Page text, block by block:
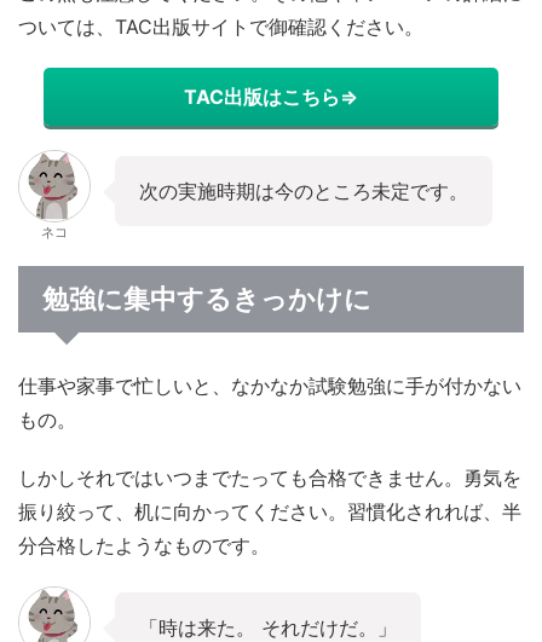
ついては、TAC出版サイトで御確認ください。
TAC出版はこちら⇒
ネコ
次の実施時期は今のところ未定です。
勉強に集中するきっかけに
仕事や家事で忙しいと、なかなか試験勉強に手が付かない
もの。
しかしそれではいつまでたっても合格できません。勇気を
振り絞って、机に向かってください。習慣化されれば、半
分合格したようなものです。
「時は来た。 それだけだ。」